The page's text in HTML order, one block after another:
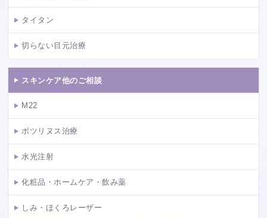
タイタン
切らない目元治療
スキンケア他のご相談
M22
ボツリヌス治療
水光注射
化粧品・ホームケア・飲み薬
しみ・ほくろレーザー